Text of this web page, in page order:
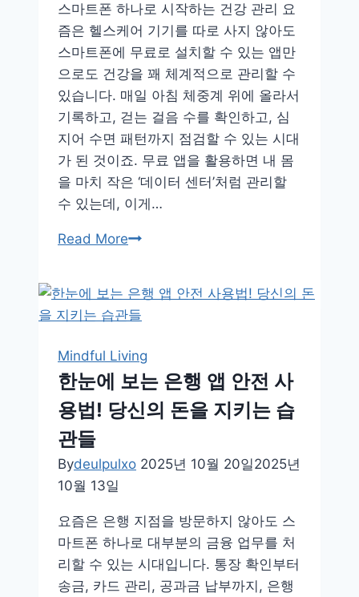
똑
한
업
사
이
클
링
실
천
법
스마트폰 하나로 시작하는 건강 관리 요
즘은 헬스케어 기기를 따로 사지 않아도
스마트폰에 무료로 설치할 수 있는 앱만
으로도 건강을 꽤 체계적으로 관리할 수
있습니다. 매일 아침 체중계 위에 올라서
기록하고, 걷는 걸음 수를 확인하고, 심
지어 수면 패턴까지 점검할 수 있는 시대
가 된 것이죠. 무료 앱을 활용하면 내 몸
을 마치 작은 ‘데이터 센터’처럼 관리할
수 있는데, 이게…
Read More무
강
관
리
앱
으
로
스
마
트
라
Mindful Living
한눈에 보는 은행 앱 안전 사
용법! 당신의 돈을 지키는 습
관들
Bydeulpulxo 2025년 10월 20일2025년
10월 13일
요즘은 은행 지점을 방문하지 않아도 스
마트폰 하나로 대부분의 금융 업무를 처
리할 수 있는 시대입니다. 통장 확인부터
송금, 카드 관리, 공과금 납부까지, 은행